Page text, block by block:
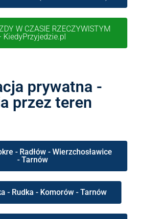
W CZASIE RZECZYWISTYM
KiedyPrzyjedzie.pl
prywatna -
przez teren
- Radłów - Wierzchosławice
- Tarnów
- Rudka - Komorów - Tarnów